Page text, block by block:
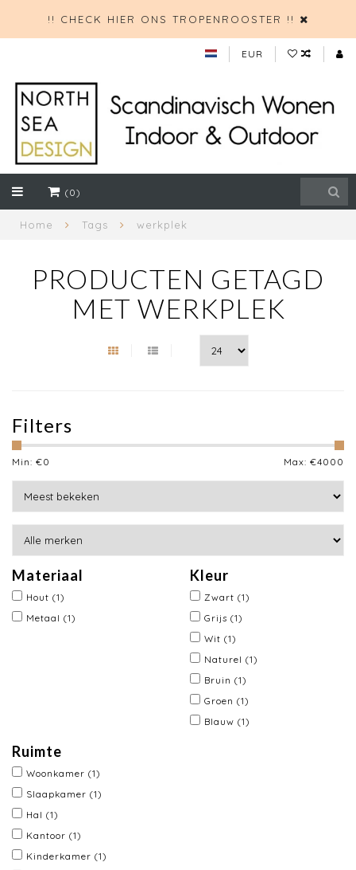
!! CHECK HIER ONS TROPENROOSTER !!
EUR
(0)
Home Tags werkplek
PRODUCTEN GETAGD
MET WERKPLEK
Filters
Min: €0 Max: €4000
Materiaal
Hout (1)
Metaal (1)
Kleur
Zwart (1)
Grijs (1)
Wit (1)
Naturel (1)
Bruin (1)
Groen (1)
Blauw (1)
Ruimte
Woonkamer (1)
Slaapkamer (1)
Hal (1)
Kantoor (1)
Kinderkamer (1)